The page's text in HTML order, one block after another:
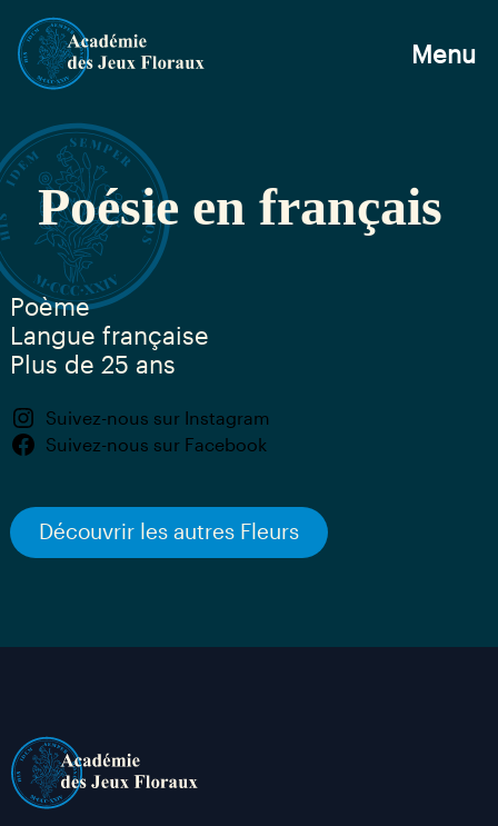
Menu
Poésie en français
Poème
Langue française
Plus de 25 ans
Suivez-nous sur Instagram
Suivez-nous sur Facebook
Découvrir les autres Fleurs